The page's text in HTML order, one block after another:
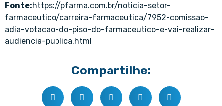
Fonte:https://pfarma.com.br/noticia-setor-
farmaceutico/carreira-farmaceutica/7952-comissao-
adia-votacao-do-piso-do-farmaceutico-e-vai-realizar-
audiencia-publica.html
Compartilhe: